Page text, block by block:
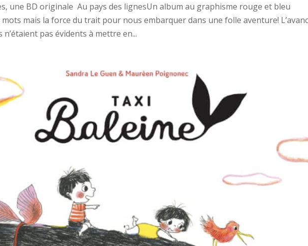
une BD originale Au pays des lignesUn album au graphisme rouge et bleu
mais la force du trait pour nous embarquer dans une folle aventure!
pas évidents à mettre en...